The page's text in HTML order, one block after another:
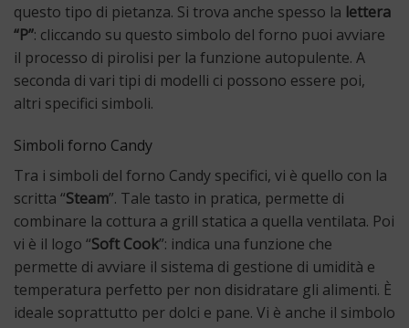
questo tipo di pietanza. Si trova anche spesso la lettera
“P”: cliccando su questo simbolo del forno puoi avviare
il processo di pirolisi per la funzione autopulente. A
seconda di vari tipi di modelli ci possono essere poi,
altri specifici simboli.
Simboli forno Candy
Tra i simboli del forno Candy specifici, vi è quello con la
scritta “Steam”. Tale tasto in pratica, permette di
combinare la cottura a grill statica a quella ventilata. Poi
vi è il logo “Soft Cook”: indica una funzione che
permette di avviare il sistema di gestione di umidità e
temperatura perfetto per non disidratare gli alimenti. È
ideale soprattutto per dolci e pane. Vi è anche il simbolo